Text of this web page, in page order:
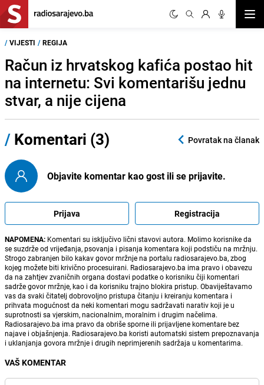
/ VIJESTI / REGIJA
Račun iz hrvatskog kafića postao hit
na internetu: Svi komentarišu jednu
stvar, a nije cijena
/ Komentari (3) Povratak na članak
Objavite komentar kao gost ili se prijavite.
Prijava Registracija
NAPOMENA: Komentari su isključivo lični stavovi autora. Molimo korisnike da
se suzdrže od vrijeđanja, psovanja i pisanja komentara koji podstiču na mržnju.
Strogo zabranjen bilo kakav govor mržnje na portalu radiosarajevo.ba, zbog
kojeg možete biti krivično procesuirani. Radiosarajevo.ba ima pravo i obavezu
da na zahtjev zvaničnih organa dostavi podatke o korisniku čiji komentari
sadrže govor mržnje, kao i da korisniku trajno blokira pristup. Obaviještavamo
vas da svaki čitatelj dobrovoljno pristupa čitanju i kreiranju komentara i
prihvata mogućnost da neki komentari mogu sadržavati narativ koji je u
suprotnosti sa vjerskim, nacionalnim, moralnim i drugim načelima.
Radiosarajevo.ba ima pravo da obriše sporne ili prijavljene komentare bez
najave i objašnjenja. Radiosarajevo.ba koristi automatski sistem prepoznavanja
i uklanjanja govora mržnje i drugih neprimjerenih sadržaja u komentarima.
VAŠ KOMENTAR